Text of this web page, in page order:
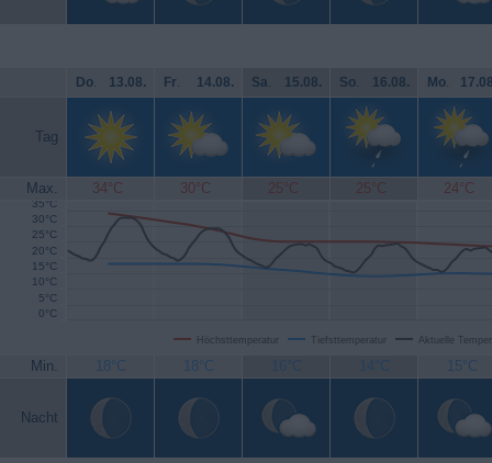
Do. 13.08. Fr. 14.08. Sa. 15.08. So. 16.08. Mo.
Tag
Max. 34°C 30°C 25°C 25°C 24°C
Höchsttemperatur Tiefsttemperatur Aktuelle
0°C
5°C
10°C
15°C
20°C
25°C
30°C
35°C
Min. 18°C 18°C 16°C 14°C 15°C
Nacht